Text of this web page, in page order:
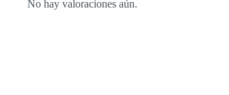
No hay valoraciones aún.